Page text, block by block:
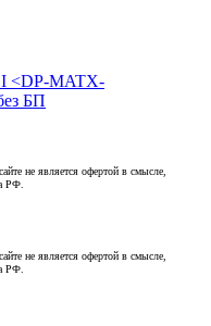
<DP-MATX-
БП
не является офертой в смысле,
РФ.
не является офертой в смысле,
РФ.